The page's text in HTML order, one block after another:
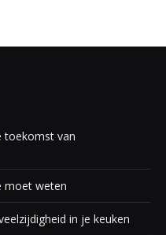
toekomst van
moet weten
in je keuken